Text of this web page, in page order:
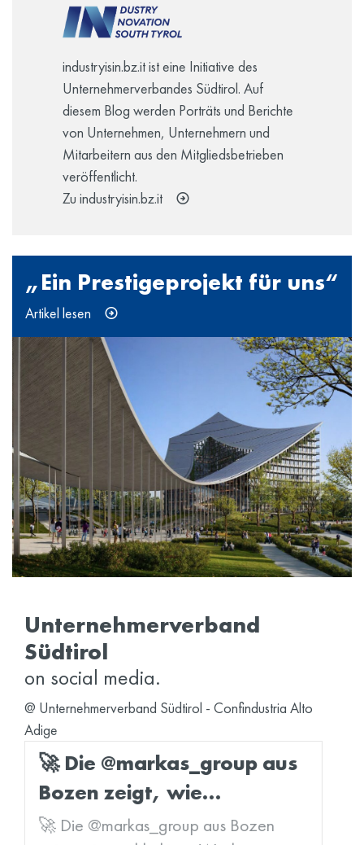
industryisin.bz.it ist eine Initiative des
Unternehmerverbandes Südtirol. Auf
diesem Blog werden Porträts und Berichte
von Unternehmen, Unternehmern und
Mitarbeitern aus den Mitgliedsbetrieben
veröffentlicht.
Zu industryisin.bz.it
„Ein Prestigeprojekt für uns“
Artikel lesen
Unternehmerverband
Südtirol
on social media.
@ Unternehmerverband Südtirol - Confindustria Alto
Adige